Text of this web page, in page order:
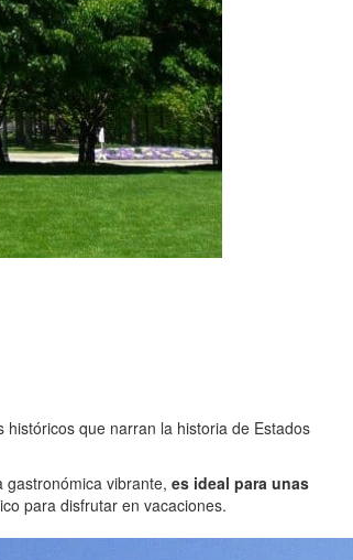
que narran la historia de Estados
vibrante, es ideal para unas
para disfrutar en vacaciones.